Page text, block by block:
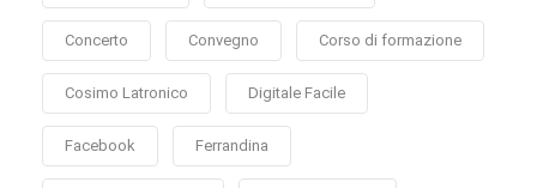
Concerto Convegno Corso di formazione
Cosimo Latronico Digitale Facile
Facebook Ferrandina